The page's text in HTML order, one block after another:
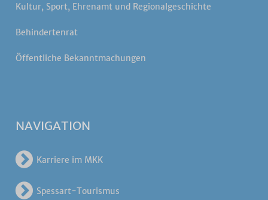
Kultur, Sport, Ehrenamt und Regionalgeschichte
Behindertenrat
Öffentliche Bekanntmachungen
NAVIGATION
Karriere im MKK
Spessart-Tourismus